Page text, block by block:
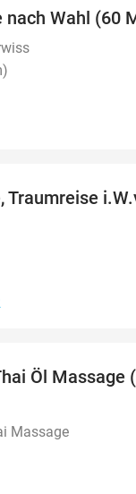
nach Wahl (60
Traumreise
Öl Massage
Massage